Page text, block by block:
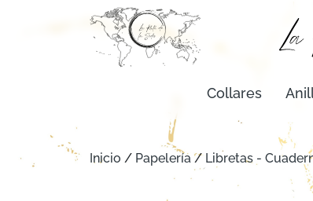
Collares
Inicio / Papelería / Libretas -